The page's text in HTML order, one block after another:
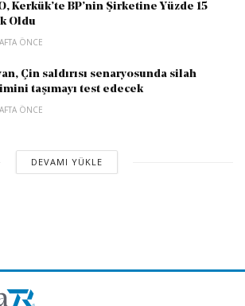
Kerkük’te BP’nin Şirketine Yüzde 15
Oldu
ÖNCE
Çin saldırısı senaryosunda silah
taşımayı test edecek
ÖNCE
DEVAMI YÜKLE